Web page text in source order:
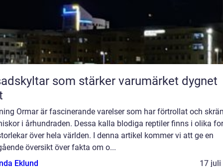
som stärker varumärket dygnet
Ormar är fascinerande varelser som har förtrollat och
i århundraden. Dessa kalla blodiga reptiler finns i olika
över hela världen. I denna artikel kommer vi att ge en
översikt över fakta om o...
Eklund
17 juli